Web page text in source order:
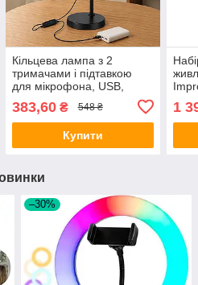
Кільцева лампа з 2
тримачами і підтавкою
для мікрофона, USB,
лампа для селфі / LED
лампа для блогерів
383,60₴ 548 ₴
Купити
1
–30%